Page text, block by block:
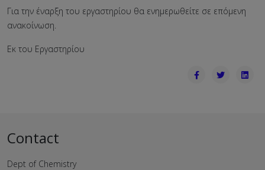
Για την έναρξη του εργαστηρίου θα ενημερωθείτε σε επόμενη
ανακοίνωση.
Εκ του Εργαστηρίου
Contact
Dept of Chemistry